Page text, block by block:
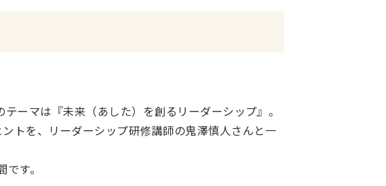
ーマは『未来（あした）を創るリーダーシップ』。
トを、リーダーシップ研修講師の鬼澤慎人さんと一
す。